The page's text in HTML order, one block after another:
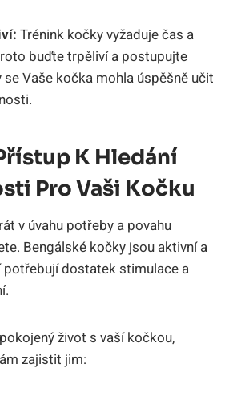
Trénink kočky vyžaduje čas a
buďte trpěliví a postupujte
se Vaše kočka mohla úspěšně učit
K Hledání
Pro Vaši Kočku
v úvahu potřeby a povahu
Bengálské kočky jsou aktivní a
potřebují dostatek stimulace a
život s vaší kočkou,
zajistit jim: